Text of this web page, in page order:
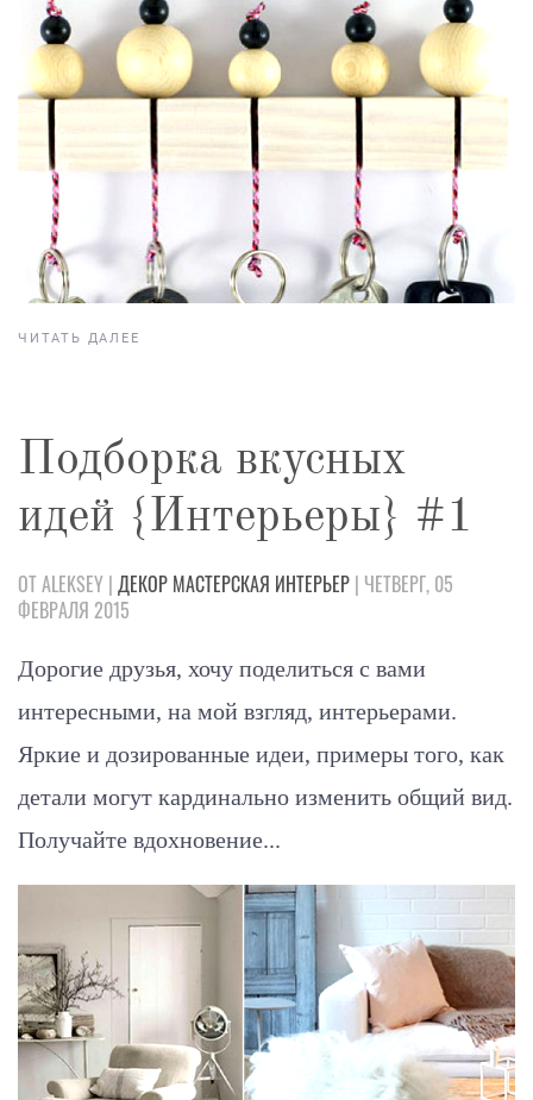
ЧИТАТЬ ДАЛЕЕ
Подборка вкусных
идей {Интерьеры} #1
ОТ ALEKSEY | ДЕКОР МАСТЕРСКАЯ ИНТЕРЬЕР | ЧЕТВЕРГ, 05
ФЕВРАЛЯ 2015
Дорогие друзья, хочу поделиться с вами
интересными, на мой взгляд, интерьерами.
Яркие и дозированные идеи, примеры того, как
детали могут кардинально изменить общий вид.
Получайте вдохновение...